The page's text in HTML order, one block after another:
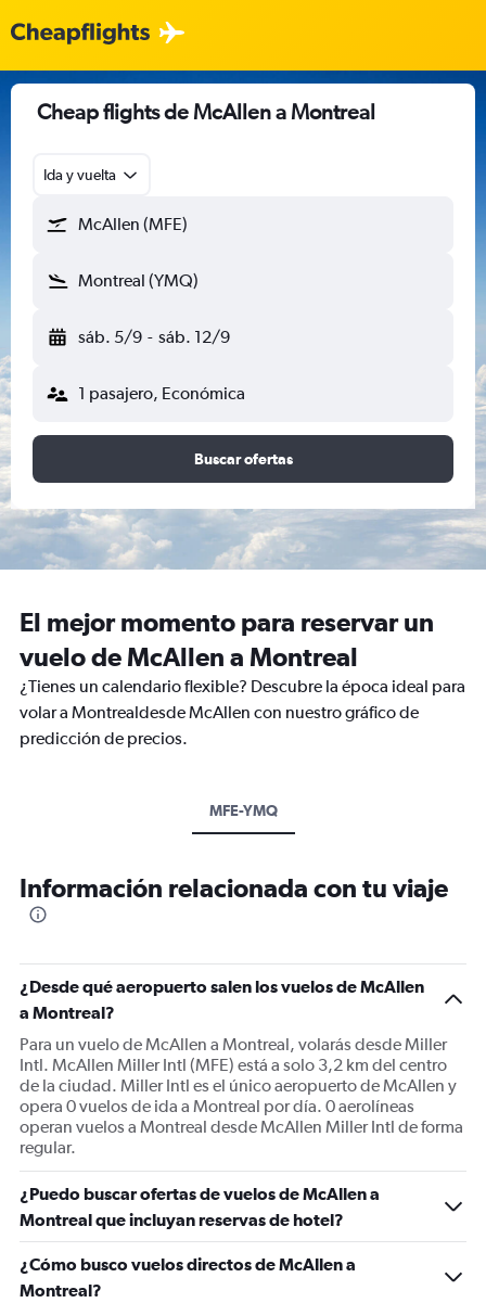
Cheap flights de McAllen a Montreal
Ida y vuelta
McAllen (MFE)
Montreal (YMQ)
sáb. 5/9 - sáb. 12/9
1 pasajero, Económica
Buscar ofertas
El mejor momento para reservar un
vuelo de McAllen a Montreal
¿Tienes un calendario flexible? Descubre la época ideal para
volar a Montrealdesde McAllen con nuestro gráfico de
predicción de precios.
MFE-YMQ
Información relacionada con tu viaje
¿Desde qué aeropuerto salen los vuelos de McAllen
a Montreal?
Para un vuelo de McAllen a Montreal, volarás desde Miller
Intl. McAllen Miller Intl (MFE) está a solo 3,2 km del centro
de la ciudad. Miller Intl es el único aeropuerto de McAllen y
opera 0 vuelos de ida a Montreal por día. 0 aerolíneas
operan vuelos a Montreal desde McAllen Miller Intl de forma
regular.
¿Puedo buscar ofertas de vuelos de McAllen a
Montreal que incluyan reservas de hotel?
¿Cómo busco vuelos directos de McAllen a
Montreal?